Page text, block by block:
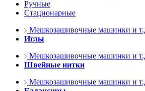
Ручные
Стационарные
Мешкозашивочные машинки и
Иглы
Мешкозашивочные машинки и
Швейные нитки
Мешкозашивочные машинки и